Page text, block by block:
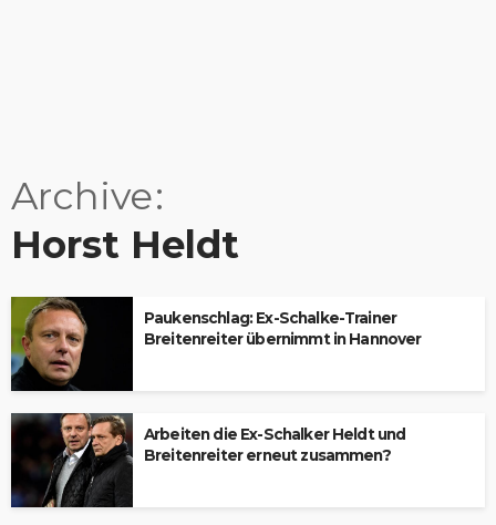
Archive
Horst Heldt
Paukenschlag: Ex-Schalke-Trainer
Breitenreiter übernimmt in Hannover
Arbeiten die Ex-Schalker Heldt und
Breitenreiter erneut zusammen?